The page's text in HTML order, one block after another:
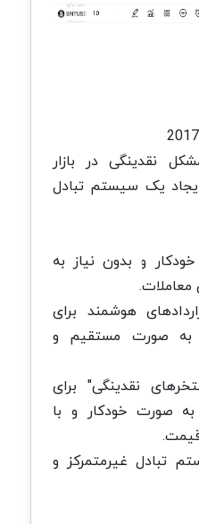
نقدینگی در بازار
یک سیستم تبادل
و بدون نیاز به
معاملات.
هوشمند برای
به صورت مستقیم و
نقدینگی" برای
به صورت خودکار و با
تبادل غیرمتمرکز و